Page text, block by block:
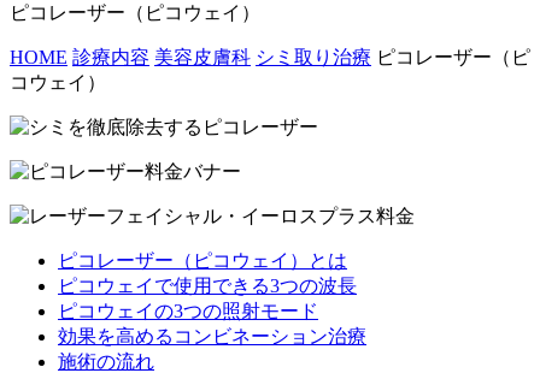
ピコレーザー（ピコウェイ）
HOME 診療内容 美容皮膚科 シミ取り治療 ピコレーザー（ピ
コウェイ）
ピコレーザー（ピコウェイ）とは
ピコウェイで使用できる3つの波長
ピコウェイの3つの照射モード
効果を高めるコンビネーション治療
施術の流れ